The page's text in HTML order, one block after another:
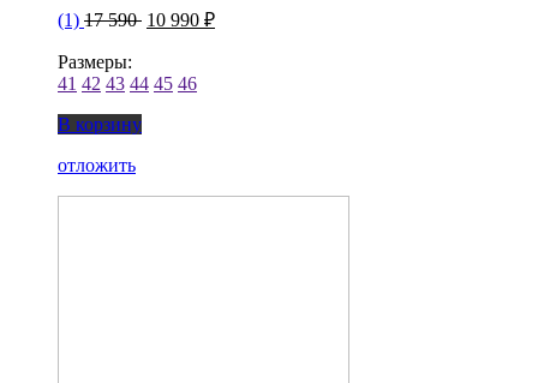
(1) 17 590 10 990 ₽
Размеры:
41 42 43 44 45 46
В корзину
отложить